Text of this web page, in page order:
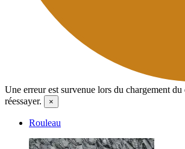
Une erreur est survenue lors du chargement
réessayer.
×
Rouleau